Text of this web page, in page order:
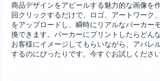
商品デザインをアピールする魅力的な画像を
回クリックするだけで、ロゴ、アートワーク
をアップロードし、瞬時にリアルなパーカー
換できます。パーカーにプリントしたらどん
お客様にイメージしてもらいながら、アパレ
するのにぴったりです。今すぐお試しくださ